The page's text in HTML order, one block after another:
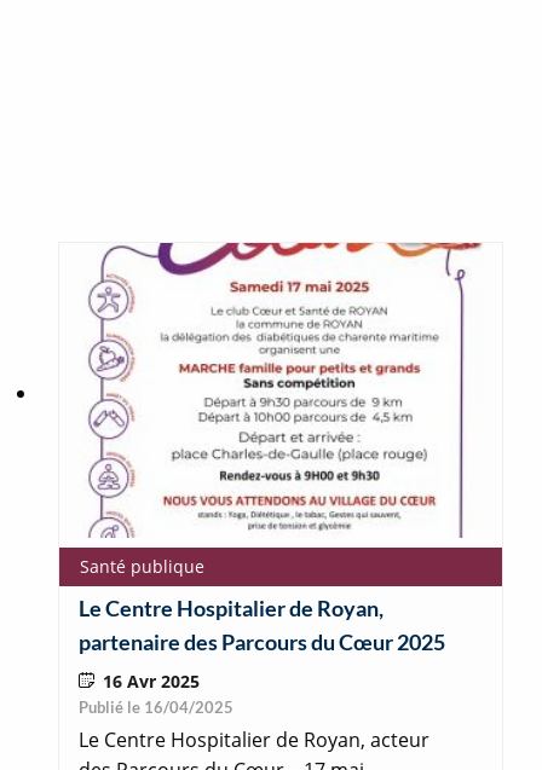
Santé publique
Le Centre Hospitalier de Royan,
partenaire des Parcours du Cœur 2025
16 Avr 2025
Publié le 16/04/2025
Le Centre Hospitalier de Royan, acteur